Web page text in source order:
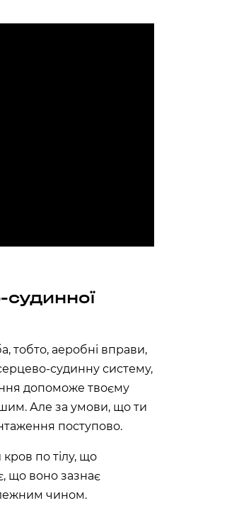
тобто, аеробні вправи,
судинну систему,
допоможе твоєму
Але за умови, що ти
поступово.
по тілу, що
що воно зазнає
чином.